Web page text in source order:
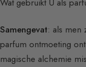
Wat gebruikt U als
Samengevat: als men
parfum ontmoeting
magische alchemie